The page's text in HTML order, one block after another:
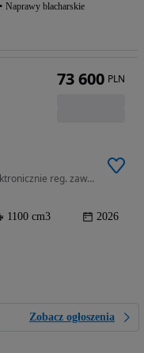
Naprawy blacharskie
1100 cm3 • 102 KM • 1100 NT1100 DCT Elektronicznie reg. zawieszenie Kufry boczne
1100 cm3 2026
Zobacz ogłoszenia
73 600 PLN